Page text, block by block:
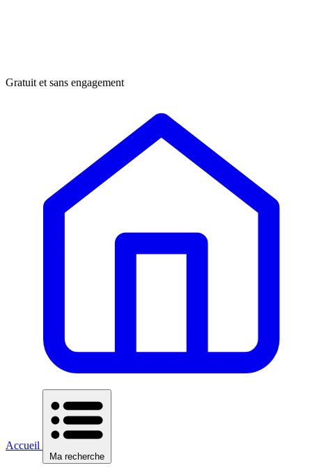
Gratuit et sans engagement
Accueil
Ma recherche